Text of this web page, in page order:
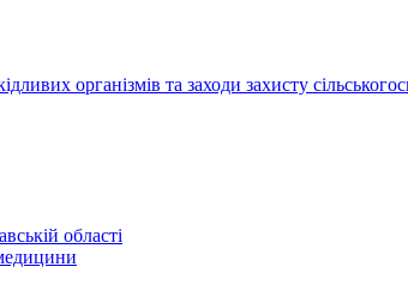
організмів та заходи захисту
області